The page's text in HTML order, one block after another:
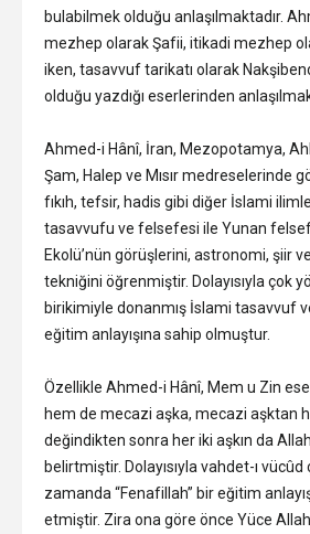
bulabilmek olduğu anlaşılmaktadır.
mezhep olarak Şafii, itikadi mezhep
iken, tasavvuf tarikatı olarak
olduğu yazdığı eserlerinden
Ahmed-i Hânî, İran, Mezopotamya,
Şam, Halep ve Mısır medreselerinde
fıkıh, tefsir, hadis gibi diğer İslami
tasavvufu ve felsefesi ile Yunan
Ekolü’nün görüşlerini, astronomi, şiir
tekniğini öğrenmiştir. Dolayısıyla çok
birikimiyle donanmış İslami tasavvuf
eğitim anlayışına sahip olmuştur.
Özellikle Ahmed-i Hânî, Mem u Zin
hem de mecazi aşka, mecazi aşktan
değindikten sonra her iki aşkın da
belirtmiştir. Dolayısıyla vahdet-ı
zamanda “Fenafillah” bir eğitim
etmiştir. Zira ona göre önce Yüce